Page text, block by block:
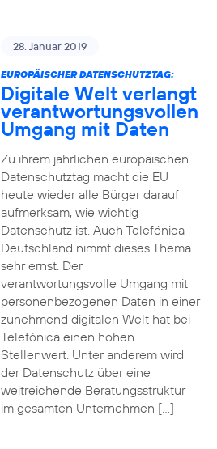
28. Januar 2019
EUROPÄISCHER DATENSCHUTZTAG:
Digitale Welt verlangt
verantwortungsvollen
Umgang mit Daten
Zu ihrem jährlichen europäischen
Datenschutztag macht die EU
heute wieder alle Bürger darauf
aufmerksam, wie wichtig
Datenschutz ist. Auch Telefónica
Deutschland nimmt dieses Thema
sehr ernst. Der
verantwortungsvolle Umgang mit
personenbezogenen Daten in einer
zunehmend digitalen Welt hat bei
Telefónica einen hohen
Stellenwert. Unter anderem wird
der Datenschutz über eine
weitreichende Beratungsstruktur
im gesamten Unternehmen […]